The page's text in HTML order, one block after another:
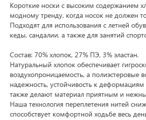
Короткие носки с высоким содержанием
модному тренду, когда носок не должен
Подходят для использования с летней
кеды, сандалии, а также для занятий
Состав: 70% хлопок, 27% ПЭ, 3% эластан.
Натуральный хлопок обеспечивает
воздухопроницаемость, а полиэстеровые
надежность, устойчивость к деформациям
также делают материал приятным и
Наша технология переплетения нитей
способствует комфортной ходьбе весь